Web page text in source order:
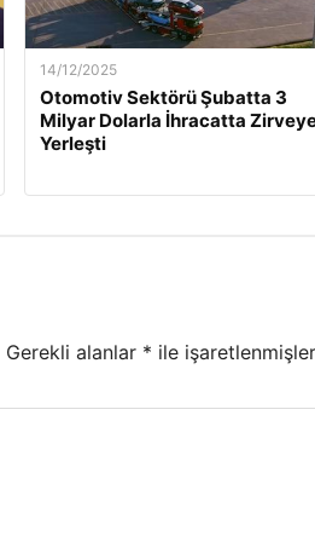
14/12/2025
Otomotiv Sektörü Şubatta 3
Milyar Dolarla İhracatta
Yerleşti
Gerekli alanlar * ile